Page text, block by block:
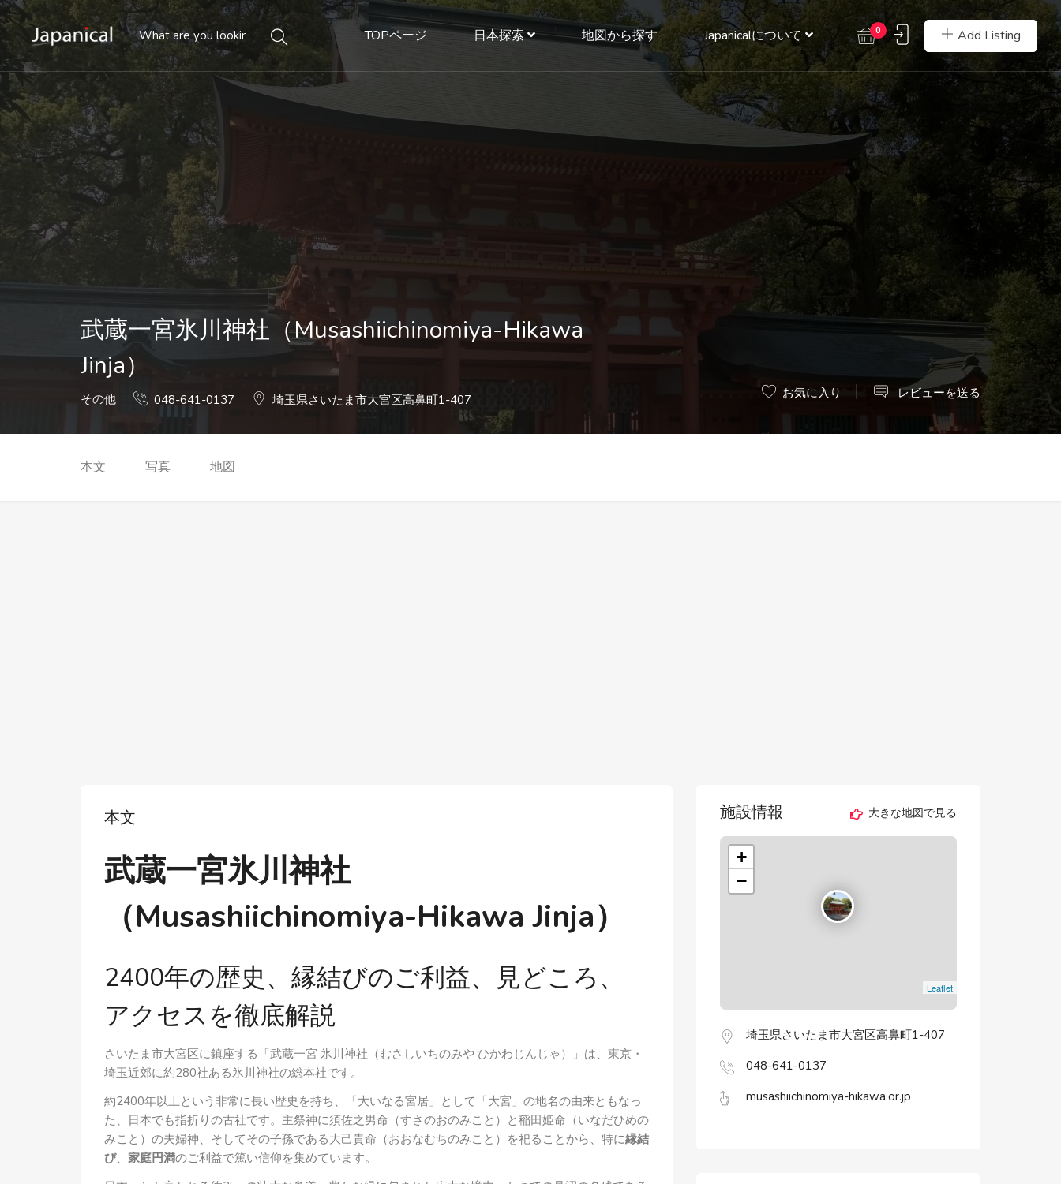
Add Listing
0
TOPページ 日本探索 地図から探す Japanicalについて
武蔵一宮氷川神社（Musashiichinomiya-Hikawa
Jinja）
その他 048-641-0137 埼玉県さいたま市大宮区高鼻町1-407 お気に入り レビューを送る
本文 写真 地図
本文
武蔵一宮氷川神社
（Musashiichinomiya-Hikawa Jinja）
2400年の歴史、縁結びのご利益、見どころ、
アクセスを徹底解説
さいたま市大宮区に鎮座する「武蔵一宮 氷川神社（むさしいちのみや ひかわじんじゃ）」は、東京・
埼玉近郊に約280社ある氷川神社の総本社です。
約2400年以上という非常に長い歴史を持ち、「大いなる宮居」として「大宮」の地名の由来ともなっ
た、日本でも指折りの古社です。主祭神に須佐之男命（すさのおのみこと）と稲田姫命（いなだひめの
みこと）の夫婦神、そしてその子孫である大己貴命（おおなむちのみこと）を祀ることから、特に縁結
び、 家庭円満のご利益で篤い信仰を集めています。
施設情報 大きな地図で見る
+
−
Leaflet
埼玉県さいたま市大宮区高鼻町1-407
048-641-0137
musashiichinomiya-hikawa.or.jp